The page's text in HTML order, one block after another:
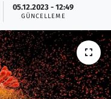
05.12.2023 - 12:49
GÜNCELLEME